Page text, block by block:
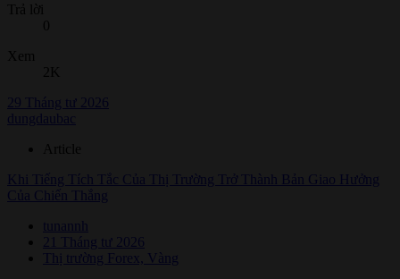
Trả lời
0
Xem
2K
29 Tháng tư 2026
dungdaubac
Article
Khi Tiếng Tích Tắc Của Thị Trường Trở Thành Bản Giao Hưởng
Của Chiến Thắng
tunannh
21 Tháng tư 2026
Thị trường Forex, Vàng